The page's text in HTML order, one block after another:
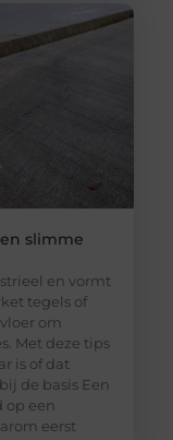
slimme
en vormt
tegels of
om
Met deze tips
is of dat
de basis Een
op een
eerst